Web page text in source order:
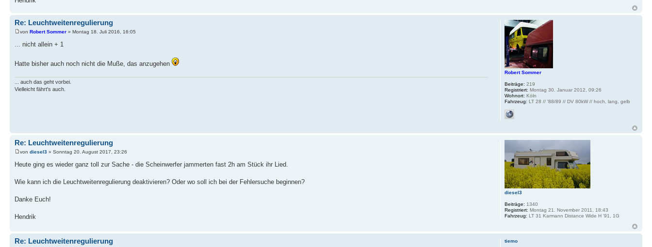
Re: Leuchtweitenregulierung
von Robert Sommer » Montag 18. Juli 2016, 16:05
... nicht allein + 1
Hatte bisher auch noch nicht die Muße, das anzugehen
... auch das geht vorbei.
Vielleicht fährt's auch.
Robert Sommer
Beiträge: 219
Registriert: Montag 30. Januar 2012, 09:26
Wohnort: Köln
Fahrzeug: LT 28 // '88/89 // DV 80kW // hoch, lang, gelb
Re: Leuchtweitenregulierung
von diesel3 » Sonntag 20. August 2017, 23:26
Heute ging es wieder ganz toll zur Sache - die Scheinwerfer jammerten fast 2h am Stück ihr Lied.
Wie kann ich die Leuchtweitenregulierung deaktivieren? Oder wo soll ich bei der Fehlersuche beginnen?
Danke Euch!
Hendrik
diesel3
Beiträge: 1340
Registriert: Montag 21. November 2011, 18:43
Fahrzeug: LT 31 Karmann Distance Wide H '91, 1G
Re: Leuchtweitenregulierung tiemo